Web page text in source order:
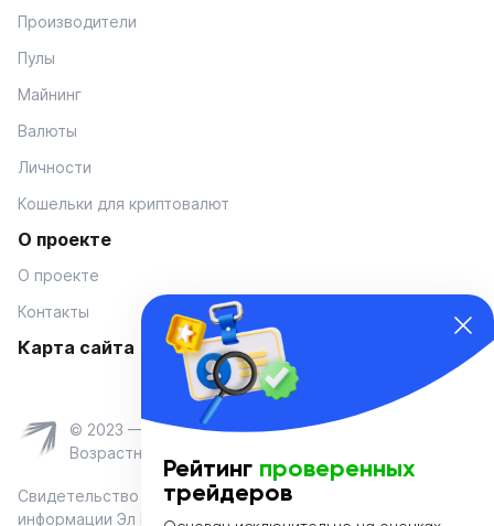
Производители
Пулы
Майнинг
Валюты
Личности
Кошельки для криптовалют
О проекте
О проекте
Контакты
Карта сайта
© 2023 — Coinmania
Возрастное ограничение 16+
Свидетельство о регистрации средства массовой
информации Эл № ФС 77-74908 от «25» января 2019 г.
Рейтинг проверенных
трейдеров